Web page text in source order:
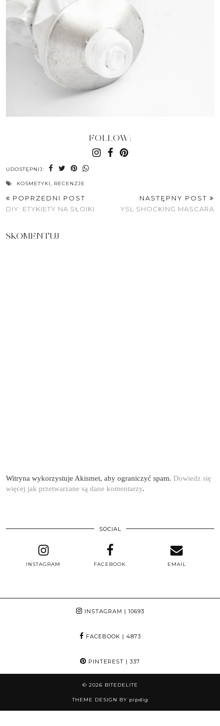
FOLLOW:
UDOSTĘPNIJ:
KOSMETYKI, RECENZJE
POPRZEDNI POST
DIY: ETYKIETY NA SŁOIKI
NASTĘPNY POST
YSL SHOCKING MASCARA
SKOMENTUJ
Witryna wykorzystuje Akismet, aby ograniczyć spam. Dowiedz się
więcej jak przetwarzane są dane komentarzy.
SOCIAL
INSTAGRAM FACEBOOK EMAIL
INSTAGRAM | 10693
FACEBOOK | 4873
PINTEREST | 337
© 2026 BITEDELITE
THEME DESIGN BY pipdig